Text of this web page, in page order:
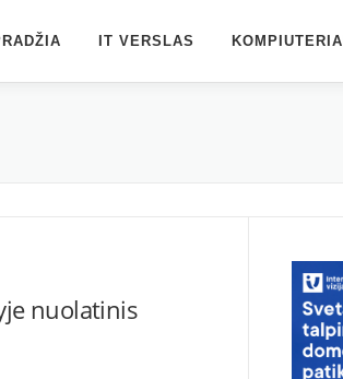
IT VERSLAS KOMPIUTERIAI
nuolatinis